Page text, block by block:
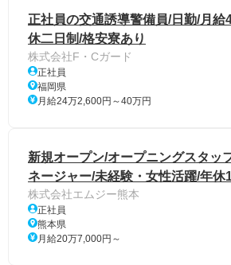
正社員の交通誘導警備員/日勤/月給
休二日制/格安寮あり
株式会社F・Cガード
正社員
福岡県
月給24万2,600円～40万円
新規オープン/オープニングスタッ
ネージャー/未経験・女性活躍/年休
株式会社エムジー熊本
正社員
熊本県
月給20万7,000円～